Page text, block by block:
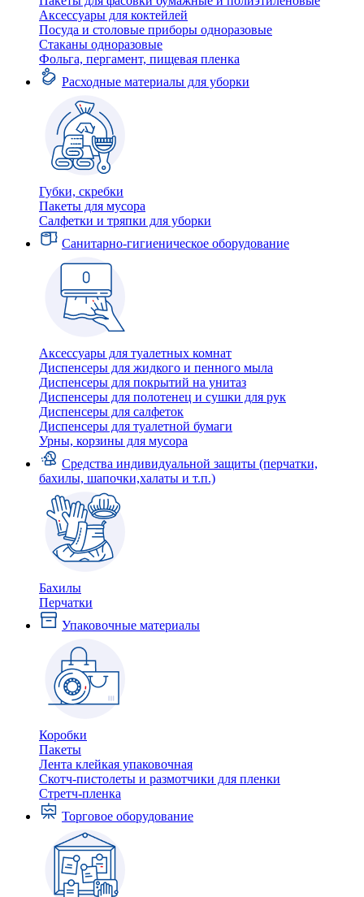
Аксессуары для коктейлей
Посуда и столовые приборы одноразовые
Стаканы одноразовые
Фольга, пергамент, пищевая пленка
Расходные материалы для уборки
Губки, скребки
Пакеты для мусора
Салфетки и тряпки для уборки
Санитарно-гигиеническое оборудование
Аксессуары для туалетных комнат
Диспенсеры для жидкого и пенного мыла
Диспенсеры для покрытий на унитаз
Диспенсеры для полотенец и сушки для рук
Диспенсеры для салфеток
Диспенсеры для туалетной бумаги
Урны, корзины для мусора
Средства индивидуальной защиты (перчатки,
бахилы, шапочки,халаты и т.п.)
Бахилы
Перчатки
Упаковочные материалы
Коробки
Пакеты
Лента клейкая упаковочная
Скотч-пистолеты и размотчики для пленки
Стретч-пленка
Торговое оборудование